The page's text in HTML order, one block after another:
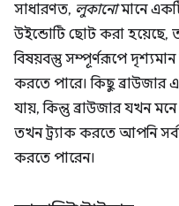
সাধারণত, লুকানোমানে
উইন্ডোটি ছোট করা হয়েছে,
বিষয়বস্তু সম্পূর্ণরূপে
করতে পারে। কিছু
যায়, কিন্তু ব্রাউজার যখন
তখন ট্র্যাক করতে আপনি
করতে পারেন।